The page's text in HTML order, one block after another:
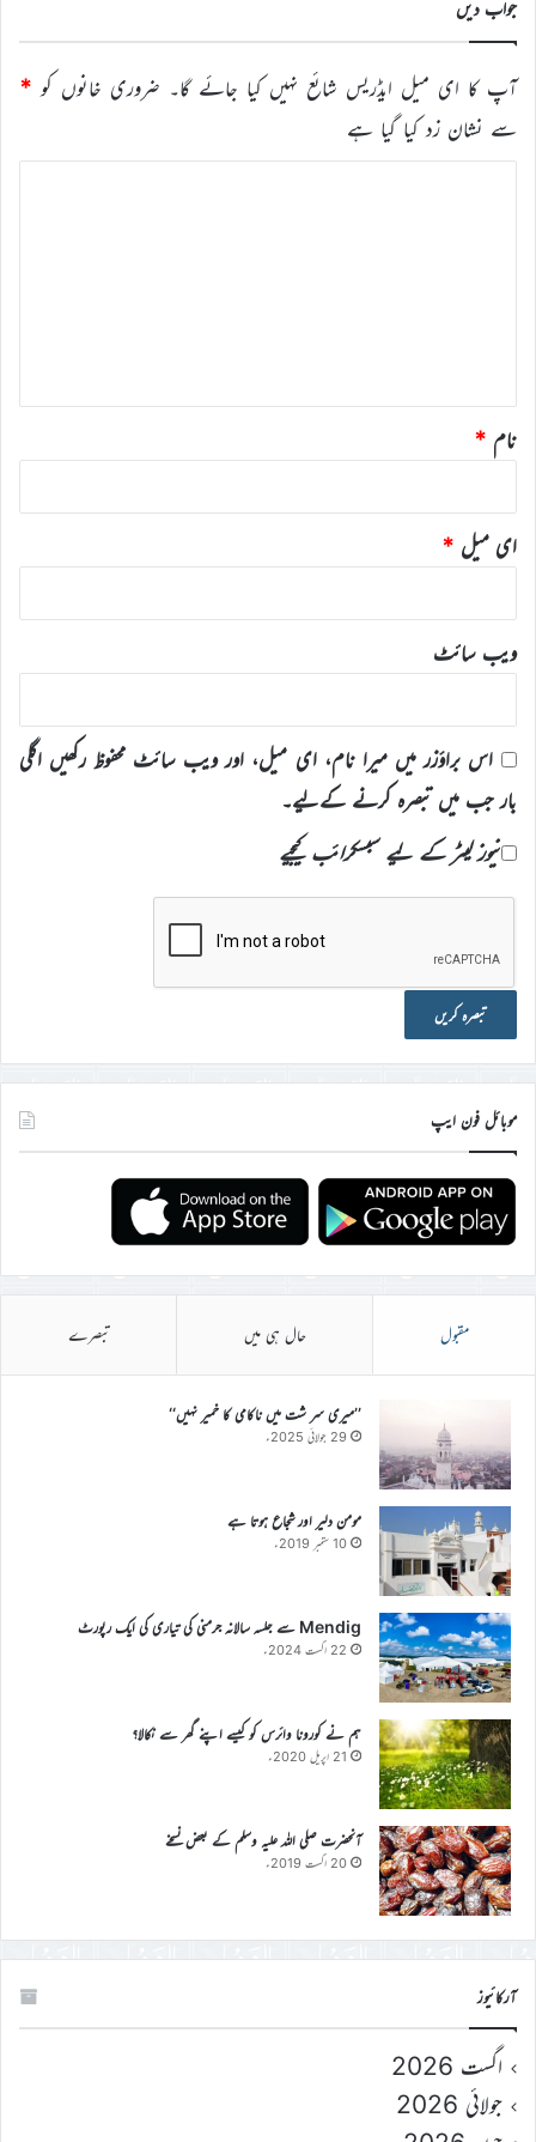
جواب دیں
آپ کا ای میل ایڈریس شائع نہیں کیا جائے گا۔ ضروری خانوں کو *
سے نشان زد کیا گیا ہے
نام *
ای میل *
ویب‌ سائٹ
اس براؤزر میں میرا نام، ای میل، اور ویب سائٹ محفوظ رکھیں اگلی
بار جب میں تبصرہ کرنے کےلیے۔
نیوز لیٹر کے لیے سبسکرائب کیجیے
موبائل فون ایپ
مقبول حال ہی میں تبصرے
’’میری سر شت میں ناکامی کا خمیر نہیں‘‘
29 جولائی 2025ء
مومن دلیر اور شجاع ہوتا ہے
10 ستمبر 2019ء
Mendig سے جلسہ سالانہ جرمنی کی تیاری کی ایک رپورٹ
22 اگست 2024ء
ہم نے کورونا وائرس کو کیسے اپنے گھر سے نکالا؟
21 اپریل 2020ء
آنحضرت صلی اللہ علیہ وسلم کے بعض نسخے
20 اگست 2019ء
آرکائیوز
اگست 2026
جولائی 2026